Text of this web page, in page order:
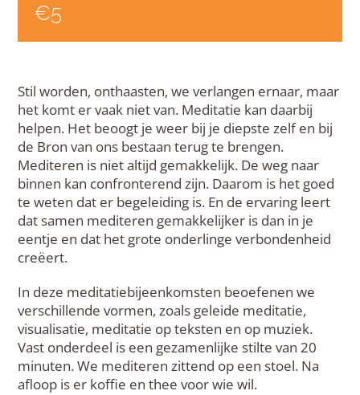
€5
Stil worden, onthaasten, we verlangen ernaar, maar
het komt er vaak niet van. Meditatie kan daarbij
helpen. Het beoogt je weer bij je diepste zelf en bij
de Bron van ons bestaan terug te brengen.
Mediteren is niet altijd gemakkelijk. De weg naar
binnen kan confronterend zijn. Daarom is het goed
te weten dat er begeleiding is. En de ervaring leert
dat samen mediteren gemakkelijker is dan in je
eentje en dat het grote onderlinge verbondenheid
creëert.
In deze meditatiebijeenkomsten beoefenen we
verschillende vormen, zoals geleide meditatie,
visualisatie, meditatie op teksten en op muziek.
Vast onderdeel is een gezamenlijke stilte van 20
minuten. We mediteren zittend op een stoel. Na
afloop is er koffie en thee voor wie wil.